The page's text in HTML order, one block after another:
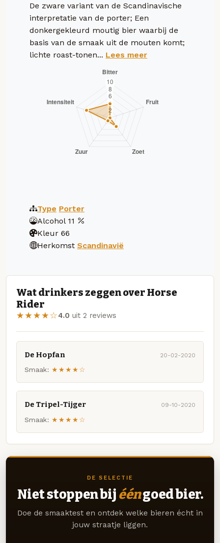
De zware variant van de Scandinavische
interpretatie van de porter; Een
donkergekleurd moutig bier waarbij de
basis van de smaak uit de mouten komt;
lichte roast-tonen... Lees meer
Type Porter
Alcohol 11
Kleur 66
Herkomst Scandinavië
Wat drinkers zeggen over Horse
Rider
★★★★☆4.0 uit 2 reviews
De Hopfan 20-02-2020
Smaak: ★★★★☆
De Tripel-Tijger 09-10-2020
Smaak: ★★★★☆
DE SELECTIE
Niet stoppen bij ééngoed bier.
Doe de smaaktest en ontdek welke bieren écht in
jouw straatje liggen.